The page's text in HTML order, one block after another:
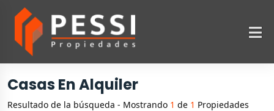
Casas En Alquiler
Resultado de la búsqueda - Mostrando 1 de 1 Propiedades